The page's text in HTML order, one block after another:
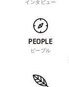
インタビュー
PEOPLE
ピープル